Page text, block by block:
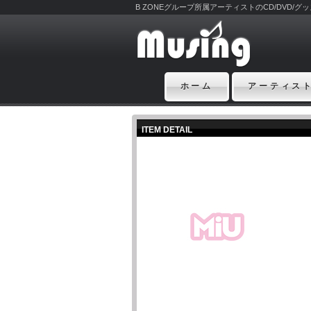
B ZONEグループ所属アーティストのCD/DVD/グ
ホーム アーティス
ITEM DETAIL